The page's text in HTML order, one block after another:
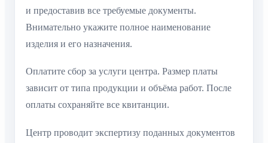
и предоставив все требуемые документы.
Внимательно укажите полное наименование
изделия и его назначения.
Оплатите сбор за услуги центра. Размер платы
зависит от типа продукции и объёма работ. После
оплаты сохраняйте все квитанции.
Центр проводит экспертизу поданных документов